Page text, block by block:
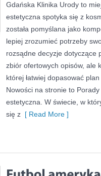
Gdańska Klinika Urody to
estetyczna spotyka się z
została pomyślana jako
lepiej zrozumieć potrzeby
rozsądne decyzje dotyczące
zbiór ofertowych opisów, ale
której łatwiej dopasować
Nowości na stronie to
estetyczna. W świecie, w
się z [ Read More ]